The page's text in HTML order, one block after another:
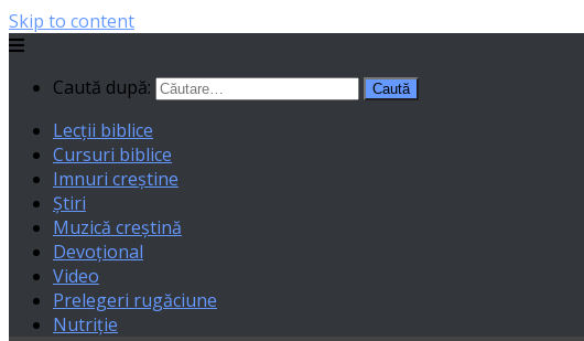
Skip to content
Caută după:
Lecții biblice
Cursuri biblice
Imnuri creștine
Știri
Muzică creștină
Devoțional
Video
Prelegeri rugăciune
Nutriție